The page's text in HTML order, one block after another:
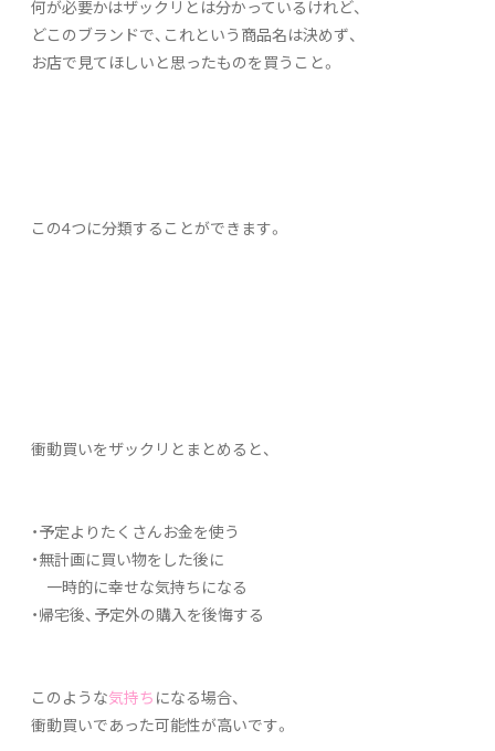
何が必要かはザックリとは分かっているけれど、
どこのブランドで、これという商品名は決めず、
お店で見てほしいと思ったものを買うこと。
この4つに分類することができます。
衝動買いをザックリとまとめると、
・予定よりたくさんお金を使う
・無計画に買い物をした後に
一時的に幸せな気持ちになる
・帰宅後、予定外の購入を後悔する
このような気持ち になる場合、
衝動買いであった可能性が高いです。